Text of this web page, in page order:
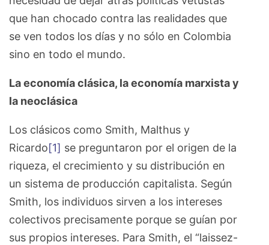
que han chocado contra las realidades que
se ven todos los días y no sólo en Colombia
sino en todo el mundo.
La economía clásica, la economía marxista y
la neoclásica
Los clásicos como Smith, Malthus y
Ricardo[1] se preguntaron por el origen de la
riqueza, el crecimiento y su distribución en
un sistema de producción capitalista. Según
Smith, los individuos sirven a los intereses
colectivos precisamente porque se guían por
sus propios intereses. Para Smith, el “laissez-